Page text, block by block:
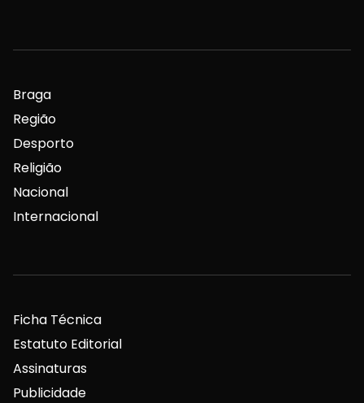
Braga
Região
Desporto
Religião
Nacional
Internacional
Ficha Técnica
Estatuto Editorial
Assinaturas
Publicidade